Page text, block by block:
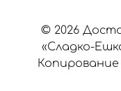
© 2026
«Сладко-